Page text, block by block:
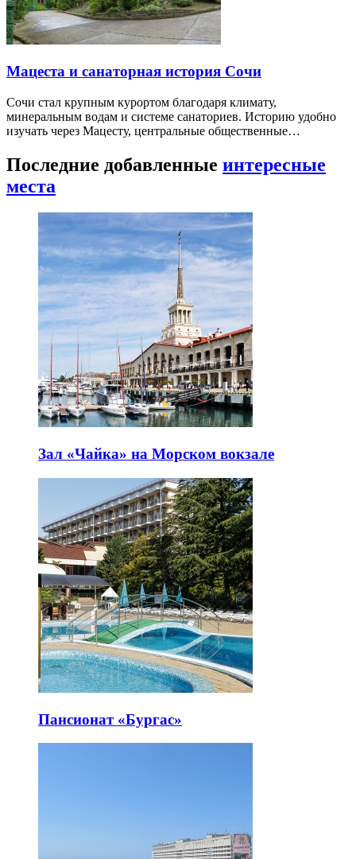
Мацеста и санаторная история Сочи
Сочи стал крупным курортом благодаря климату,
минеральным водам и системе санаториев. Историю удобно
изучать через Мацесту, центральные общественные…
Последние добавленные интересные
места
Зал «Чайка» на Морском вокзале
Пансионат «Бургас»